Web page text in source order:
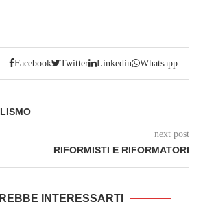
Facebook Twitter Linkedin Whatsapp
next post
RIFORMISTI E RIFORMATORI
INTERESSARTI